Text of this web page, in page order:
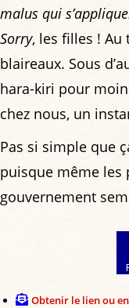
malus qui
Sorry, les filles !
blaireaux. Sous
hara-kiri pour
chez nous, un
Pas si simple que
puisque même les
gouvernement
Obtenir le lien ou